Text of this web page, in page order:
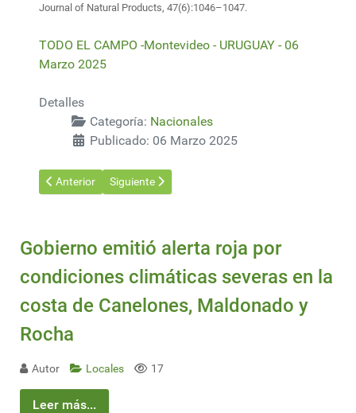
Journal of Natural Products, 47(6):1046–1047.
TODO EL CAMPO -Montevideo - URUGUAY - 06
Marzo 2025
Detalles
Categoría: Nacionales
Publicado: 06 Marzo 2025
Artículo anterior: Compromiso y trabajo en la 111ª Exposición
Anterior Artículo siguiente: Movido arranque de año en el
Siguiente
Gobierno emitió alerta roja por
condiciones climáticas severas en la
costa de Canelones, Maldonado y
Rocha
Autor Locales 17
Leer más...